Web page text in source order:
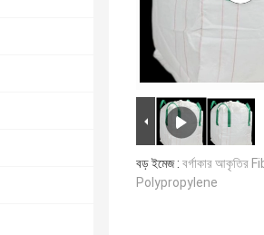
বড় ইমেজ : বর্গাকার আকৃতির
Polypropylene